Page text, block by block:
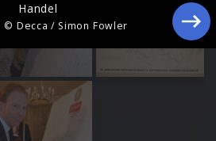
Handel
© Decca / Simon Fowler